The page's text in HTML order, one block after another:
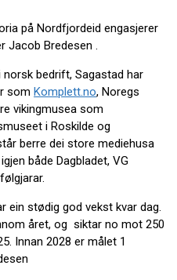
på Nordfjordeid engasjerer
Jacob Bredesen .
bedrift, Sagastad har
som Komplett.no, Noregs
vikingmusea som
i Roskilde og
berre dei store mediehusa
både Dagbladet, VG
ein stødig god vekst kvar dag.
året, og siktar no mot 250
Innan 2028 er målet 1